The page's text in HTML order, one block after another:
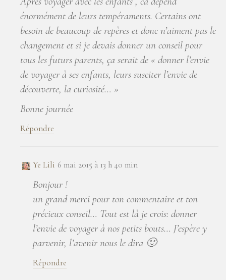
énormément de leurs tempéraments. Certains ont
besoin de beaucoup de repères et donc n’aiment pas le
changement et si je devais donner un conseil pour
tous les futurs parents, ça serait de « donner l’envie
de voyager à ses enfants, leurs susciter l’envie de
découverte, la curiosité… »
Bonne journée
Répondre
Ye Lili 6 mai 2015 à 13 h 40 min
Bonjour !
un grand merci pour ton commentaire et ton
précieux conseil… Tout est là je crois: donner
l’envie de voyager à nos petits bouts… J’espère y
parvenir, l’avenir nous le dira 🙂
Répondre